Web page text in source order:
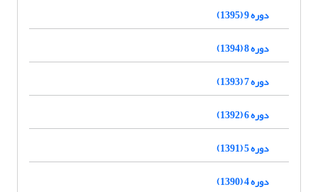
دوره 9 (1395)
دوره 8 (1394)
دوره 7 (1393)
دوره 6 (1392)
دوره 5 (1391)
دوره 4 (1390)